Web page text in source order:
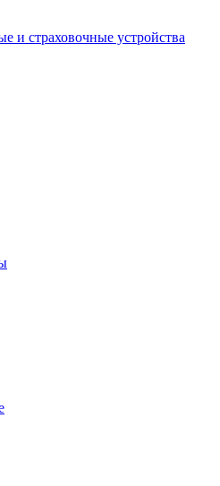
и страховочные устройства